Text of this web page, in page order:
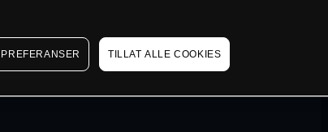
TILLAT ALLE COOKIES